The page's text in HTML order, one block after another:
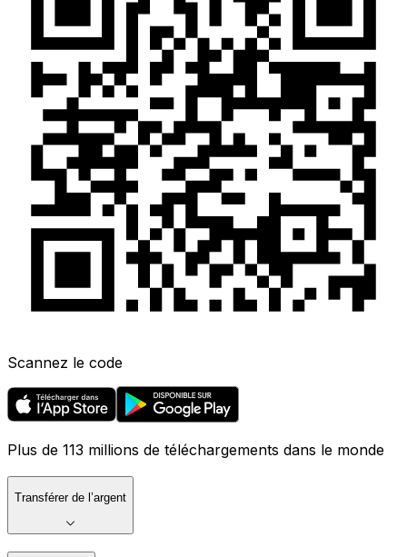
Scannez le code
Plus de 113 millions de téléchargements dans le monde
Transférer de l’argent